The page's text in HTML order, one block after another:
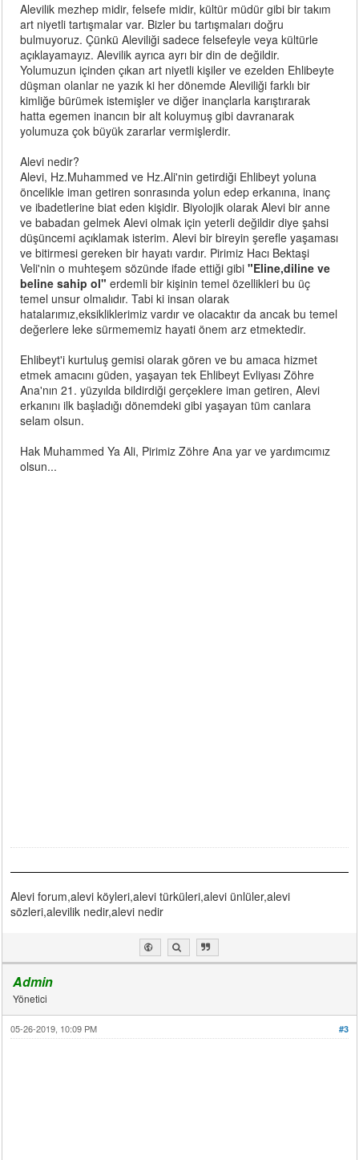
Alevilik mezhep midir, felsefe midir, kültür müdür gibi bir takım
art niyetli tartışmalar var. Bizler bu tartışmaları doğru
bulmuyoruz. Çünkü Aleviliği sadece felsefeyle veya kültürle
açıklayamayız. Alevilik ayrıca ayrı bir din de değildir.
Yolumuzun içinden çıkan art niyetli kişiler ve ezelden Ehlibeyte
düşman olanlar ne yazık ki her dönemde Aleviliği farklı bir
kimliğe bürümek istemişler ve diğer inançlarla karıştırarak
hatta egemen inancın bir alt koluymuş gibi davranarak
yolumuza çok büyük zararlar vermişlerdir.
Alevi nedir?
Alevi, Hz.Muhammed ve Hz.Ali'nin getirdiği Ehlibeyt yoluna
öncelikle iman getiren sonrasında yolun edep erkanına, inanç
ve ibadetlerine biat eden kişidir. Biyolojik olarak Alevi bir anne
ve babadan gelmek Alevi olmak için yeterli değildir diye şahsi
düşüncemi açıklamak isterim. Alevi bir bireyin şerefle yaşaması
ve bitirmesi gereken bir hayatı vardır. Pirimiz Hacı Bektaşi
Veli'nin o muhteşem sözünde ifade ettiği gibi"Eline,diline ve
beline sahip ol" erdemli bir kişinin temel özellikleri bu üç
temel unsur olmalıdır. Tabi ki insan olarak
hatalarımız,eksikliklerimiz vardır ve olacaktır da ancak bu temel
değerlere leke sürmememiz hayati önem arz etmektedir.
Ehlibeyt'i kurtuluş gemisi olarak gören ve bu amaca hizmet
etmek amacını güden, yaşayan tek Ehlibeyt Evliyası Zöhre
Ana'nın 21. yüzyılda bildirdiği gerçeklere iman getiren, Alevi
erkanını ilk başladığı dönemdeki gibi yaşayan tüm canlara
selam olsun.
Hak Muhammed Ya Ali, Pirimiz Zöhre Ana yar ve yardımcımız
olsun...
Alevi forum,alevi köyleri,alevi türküleri,alevi ünlüler,alevi
sözleri,alevilik nedir,alevi nedir
Admin
Yönetici
#3
05-26-2019, 10:09 PM